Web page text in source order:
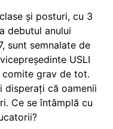
și posturi, cu 3
debutul anului
sunt semnalate de
USLI
comite grav de tot.
disperați că oamenii
Ce se întâmplă cu